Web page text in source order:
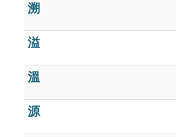
生命大百科索引
遊戲專區
教學應用
貓頭鷹博士
溯
溢
溫
源